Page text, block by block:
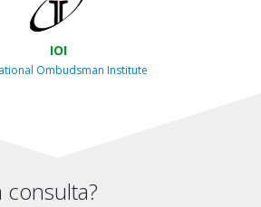
IOI
Ombudsman Institute
consulta?